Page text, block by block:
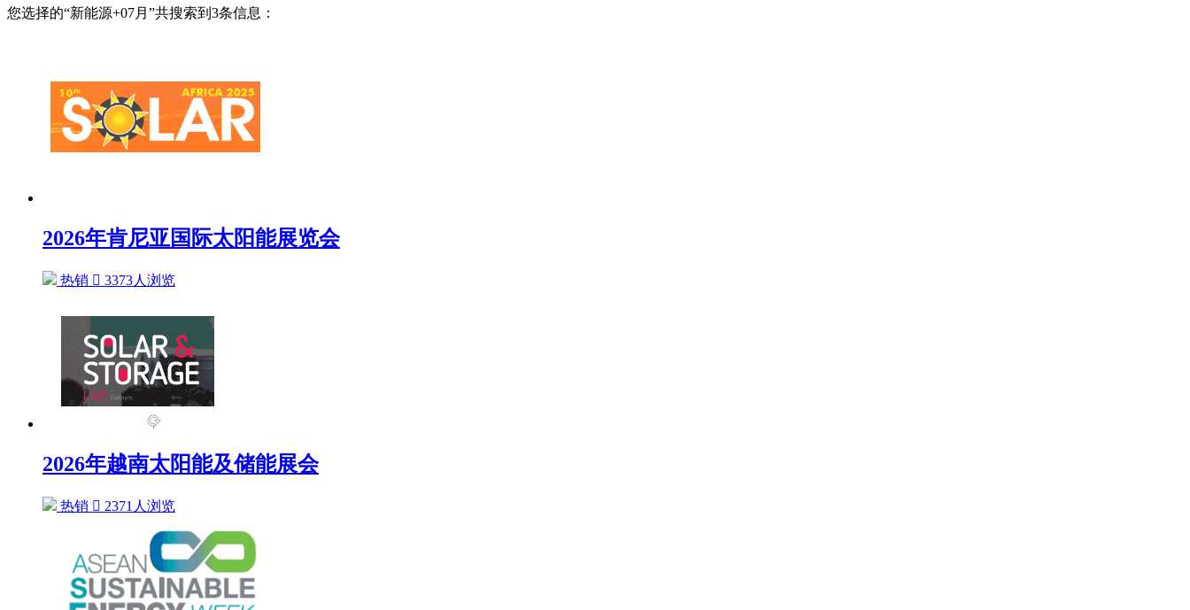
您选择的“新能源+07月 ”共搜索到3条信息：
2026年肯尼亚国际太阳能展览会
热销  3373人浏览
2026年越南太阳能及储能展会
热销  2371人浏览